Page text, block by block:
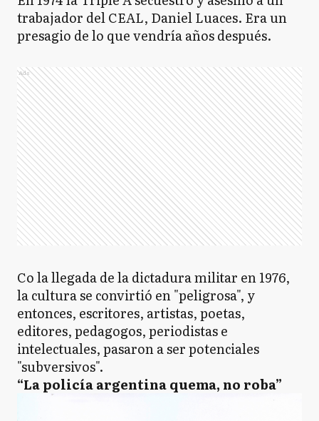
trabajador del CEAL, Daniel Luaces. Era un
presagio de lo que vendría años después.
Ads
Co la llegada de la dictadura militar en 1976,
la cultura se convirtió en "peligrosa", y
entonces, escritores, artistas, poetas,
editores, pedagogos, periodistas e
intelectuales, pasaron a ser potenciales
"subversivos".
“La policía argentina quema, no roba”